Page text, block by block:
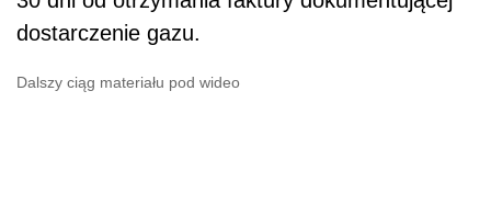
dostarczenie gazu.
Dalszy ciąg materiału pod wideo